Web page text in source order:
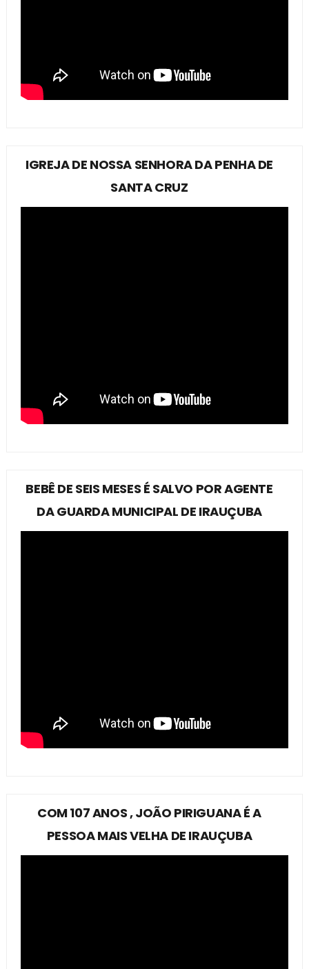
IGREJA DE NOSSA SENHORA DA PENHA DE
SANTA CRUZ
BEBÊ DE SEIS MESES É SALVO POR AGENTE
DA GUARDA MUNICIPAL DE IRAUÇUBA
COM 107 ANOS , JOÃO PIRIGUANA É A
PESSOA MAIS VELHA DE IRAUÇUBA